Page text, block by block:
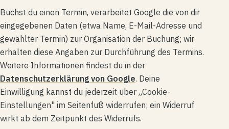
Buchst du einen Termin, verarbeitet Google die von dir
eingegebenen Daten (etwa Name, E-Mail-Adresse und
gewählter Termin) zur Organisation der Buchung; wir
erhalten diese Angaben zur Durchführung des Termins.
Weitere Informationen findest du in der
Datenschutzerklärung von Google. Deine
Einwilligung kannst du jederzeit über „Cookie-
Einstellungen" im Seitenfuß widerrufen; ein Widerruf
wirkt ab dem Zeitpunkt des Widerrufs.